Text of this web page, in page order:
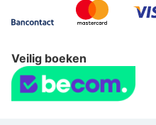
Veilig boeken